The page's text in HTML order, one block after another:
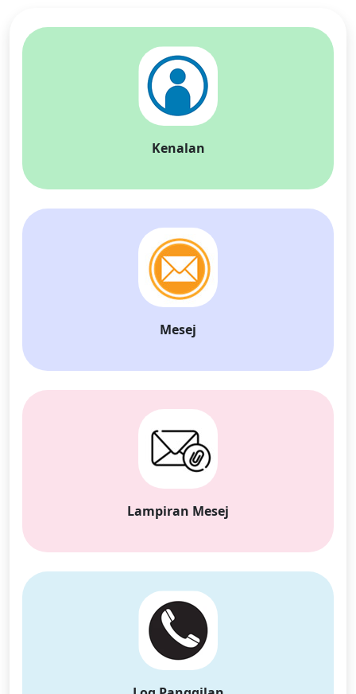
Kenalan
Mesej
Lampiran Mesej
English Nederlands
Tiếng Việt
Español
Français
Suomalainen